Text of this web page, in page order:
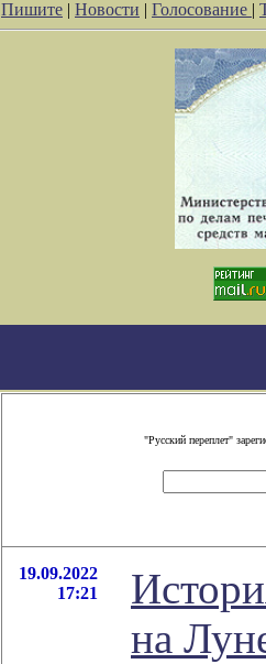
Пишите | Новости | Голосование |
"Русский переплет"
19.09.2022
17:21
на